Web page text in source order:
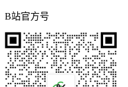
B站官方号